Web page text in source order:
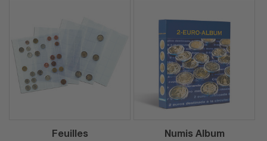
Feuilles
Numis Album